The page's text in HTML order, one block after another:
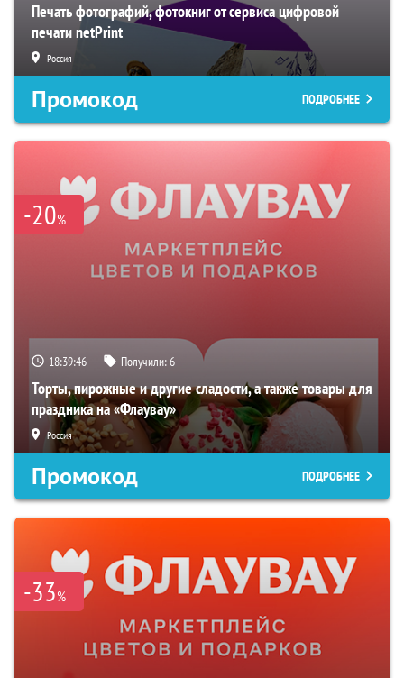
Печать фотографий, фотокниг от сервиса цифровой
печати netPrint
Россия
Промокод ПОДРОБНЕЕ
-20%
18:39:45 Получили:6
Торты, пирожные и другие сладости, а также товары для
праздника на «Флаувау»
Россия
Промокод ПОДРОБНЕЕ
-33%